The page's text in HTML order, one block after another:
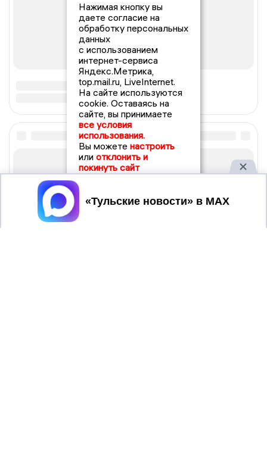
Нажимая кнопку вы
даете согласие на
обработку персональных
данных
с использованием
интернет-сервиса
Яндекс.Метрика,
top.mail.ru, LiveInternet.
На сайте используются
cookie. Оставаясь на
сайте, вы принимаете
все условия
использования.
Вы можете настроить
или отклонить и
покинуть сайт
Принять